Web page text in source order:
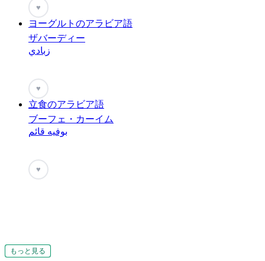
もっと見る
もっと見る
もっと見る
もっと見る
もっと見る
♥
ヨーグルトのアラビア語
ザバーディー
زبادي
♥
立食のアラビア語
ブーフェ・カーイム
بوفيه قائم
♥